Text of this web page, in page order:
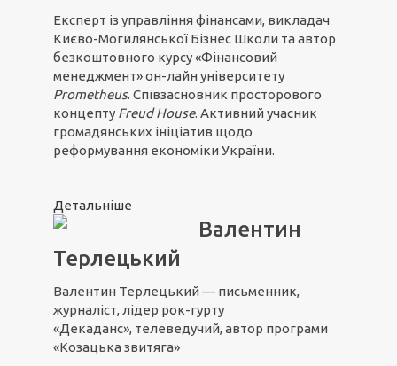
Експерт із управління фінансами, викладач
Києво-Могилянської Бізнес Школи та автор
безкоштовного курсу «Фінансовий
менеджмент» он-лайн університету
Prometheus. Співзасновник просторового
концепту Freud House. Активний учасник
громадянських ініціатив щодо
реформування економіки України.
Детальніше
Валентин
Терлецький
Валентин Терлецький — письменник,
журналіст, лідер рок-гурту
«Декаданс», телеведучий, автор програми
«Козацька звитяга»